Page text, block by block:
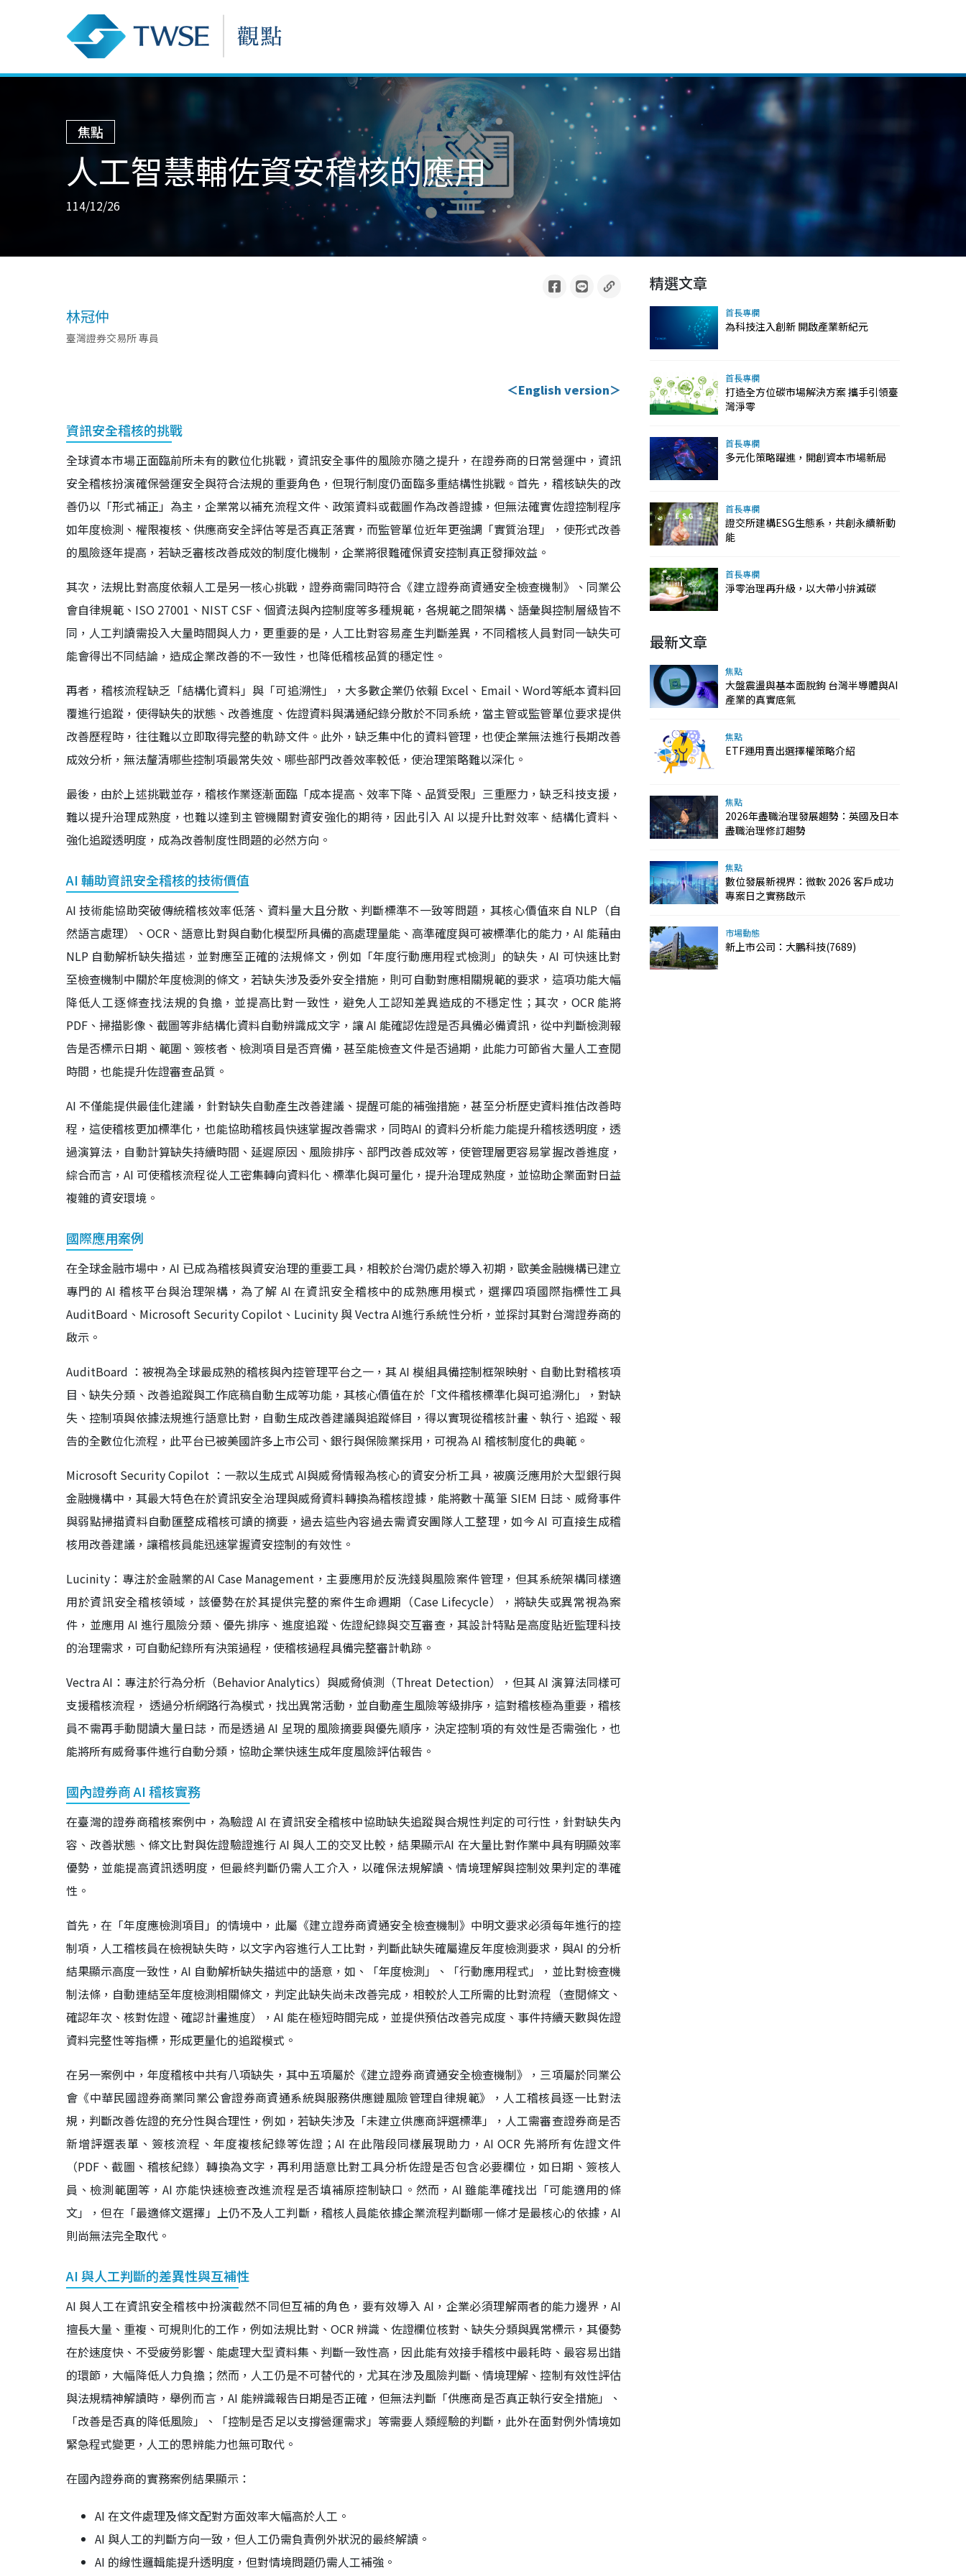
焦點
人工智慧輔佐資安稽核的應用
114/12/26
林冠仲
臺灣證券交易所 專員
＜English version＞
資訊安全稽核的挑戰
全球資本市場正面臨前所未有的數位化挑戰，資訊安全事件的風險亦隨之提升，在證券商的日常營運中，資訊
安全稽核扮演確保營運安全與符合法規的重要角色，但現行制度仍面臨多重結構性挑戰。首先，稽核缺失的改
善仍以「形式補正」為主，企業常以補充流程文件、政策資料或截圖作為改善證據，但無法確實佐證控制程序
如年度檢測、權限複核、供應商安全評估等是否真正落實，而監管單位近年更強調「實質治理」，使形式改善
的風險逐年提高，若缺乏審核改善成效的制度化機制，企業將很難確保資安控制真正發揮效益。
其次，法規比對高度依賴人工是另一核心挑戰，證券商需同時符合《建立證券商資通安全檢查機制》、同業公
會自律規範、ISO 27001、NIST CSF、個資法與內控制度等多種規範，各規範之間架構、語彙與控制層級皆不
同，人工判讀需投入大量時間與人力，更重要的是，人工比對容易產生判斷差異，不同稽核人員對同一缺失可
能會得出不同結論，造成企業改善的不一致性，也降低稽核品質的穩定性。
再者，稽核流程缺乏「結構化資料」與「可追溯性」，大多數企業仍依賴 Excel、Email、Word等紙本資料回
覆進行追蹤，使得缺失的狀態、改善進度、佐證資料與溝通紀錄分散於不同系統，當主管或監管單位要求提供
改善歷程時，往往難以立即取得完整的軌跡文件。此外，缺乏集中化的資料管理，也使企業無法進行長期改善
成效分析，無法釐清哪些控制項最常失效、哪些部門改善效率較低，使治理策略難以深化。
最後，由於上述挑戰並存，稽核作業逐漸面臨「成本提高、效率下降、品質受限」三重壓力，缺乏科技支援，
難以提升治理成熟度，也難以達到主管機關對資安強化的期待，因此引入 AI 以提升比對效率、結構化資料、
強化追蹤透明度，成為改善制度性問題的必然方向。
AI 輔助資訊安全稽核的技術價值
AI 技術能協助突破傳統稽核效率低落、資料量大且分散、判斷標準不一致等問題，其核心價值來自 NLP（自
然語言處理）、OCR、語意比對與自動化模型所具備的高處理量能、高準確度與可被標準化的能力，AI 能藉由
NLP 自動解析缺失描述，並對應至正確的法規條文，例如「年度行動應用程式檢測」的缺失，AI 可快速比對
至檢查機制中關於年度檢測的條文，若缺失涉及委外安全措施，則可自動對應相關規範的要求，這項功能大幅
降低人工逐條查找法規的負擔，並提高比對一致性，避免人工認知差異造成的不穩定性；其次，OCR 能將
PDF、掃描影像、截圖等非結構化資料自動辨識成文字，讓 AI 能確認佐證是否具備必備資訊，從中判斷檢測報
告是否標示日期、範圍、簽核者、檢測項目是否齊備，甚至能檢查文件是否過期，此能力可節省大量人工查閱
時間，也能提升佐證審查品質。
AI 不僅能提供最佳化建議，針對缺失自動產生改善建議、提醒可能的補強措施，甚至分析歷史資料推估改善時
程，這使稽核更加標準化，也能協助稽核員快速掌握改善需求，同時AI 的資料分析能力能提升稽核透明度，透
過演算法，自動計算缺失持續時間、延遲原因、風險排序、部門改善成效等，使管理層更容易掌握改善進度，
綜合而言，AI 可使稽核流程從人工密集轉向資料化、標準化與可量化，提升治理成熟度，並協助企業面對日益
複雜的資安環境。
國際應用案例
在全球金融市場中，AI 已成為稽核與資安治理的重要工具，相較於台灣仍處於導入初期，歐美金融機構已建立
專門的 AI 稽核平台與治理架構，為了解 AI 在資訊安全稽核中的成熟應用模式，選擇四項國際指標性工具
AuditBoard、Microsoft Security Copilot、Lucinity 與 Vectra AI進行系統性分析，並探討其對台灣證券商的
啟示。
AuditBoard ：被視為全球最成熟的稽核與內控管理平台之一，其 AI 模組具備控制框架映射、自動比對稽核項
目、缺失分類、改善追蹤與工作底稿自動生成等功能，其核心價值在於「文件稽核標準化與可追溯化」，對缺
失、控制項與依據法規進行語意比對，自動生成改善建議與追蹤條目，得以實現從稽核計畫、執行、追蹤、報
告的全數位化流程，此平台已被美國許多上市公司、銀行與保險業採用，可視為 AI 稽核制度化的典範。
Microsoft Security Copilot ：一款以生成式 AI與威脅情報為核心的資安分析工具，被廣泛應用於大型銀行與
金融機構中，其最大特色在於資訊安全治理與威脅資料轉換為稽核證據，能將數十萬筆 SIEM 日誌、威脅事件
與弱點掃描資料自動匯整成稽核可讀的摘要，過去這些內容過去需資安團隊人工整理，如今 AI 可直接生成稽
核用改善建議，讓稽核員能迅速掌握資安控制的有效性。
Lucinity：專注於金融業的AI Case Management，主要應用於反洗錢與風險案件管理，但其系統架構同樣適
用於資訊安全稽核領域，該優勢在於其提供完整的案件生命週期（Case Lifecycle），將缺失或異常視為案
件，並應用 AI 進行風險分類、優先排序、進度追蹤、佐證紀錄與交互審查，其設計特點是高度貼近監理科技
的治理需求，可自動紀錄所有決策過程，使稽核過程具備完整審計軌跡。
Vectra AI：專注於行為分析（Behavior Analytics）與威脅偵測（Threat Detection），但其 AI 演算法同樣可
支援稽核流程， 透過分析網路行為模式，找出異常活動，並自動產生風險等級排序，這對稽核極為重要，稽核
員不需再手動閱讀大量日誌，而是透過 AI 呈現的風險摘要與優先順序，決定控制項的有效性是否需強化，也
能將所有威脅事件進行自動分類，協助企業快速生成年度風險評估報告。
國內證券商 AI 稽核實務
在臺灣的證券商稽核案例中，為驗證 AI 在資訊安全稽核中協助缺失追蹤與合規性判定的可行性，針對缺失內
容、改善狀態、條文比對與佐證驗證進行 AI 與人工的交叉比較，結果顯示AI 在大量比對作業中具有明顯效率
優勢，並能提高資訊透明度，但最終判斷仍需人工介入，以確保法規解讀、情境理解與控制效果判定的準確
性。
首先，在「年度應檢測項目」的情境中，此屬《建立證券商資通安全檢查機制》中明文要求必須每年進行的控
制項，人工稽核員在檢視缺失時，以文字內容進行人工比對，判斷此缺失確屬違反年度檢測要求，與AI 的分析
結果顯示高度一致性，AI 自動解析缺失描述中的語意，如、「年度檢測」、「行動應用程式」，並比對檢查機
制法條，自動連結至年度檢測相關條文，判定此缺失尚未改善完成，相較於人工所需的比對流程（查閱條文、
確認年次、核對佐證、確認計畫進度），AI 能在極短時間完成，並提供預估改善完成度、事件持續天數與佐證
資料完整性等指標，形成更量化的追蹤模式。
在另一案例中，年度稽核中共有八項缺失，其中五項屬於《建立證券商資通安全檢查機制》，三項屬於同業公
會《中華民國證券商業同業公會證券商資通系統與服務供應鏈風險管理自律規範》，人工稽核員逐一比對法
規，判斷改善佐證的充分性與合理性，例如，若缺失涉及「未建立供應商評選標準」，人工需審查證券商是否
新增評選表單、簽核流程、年度複核紀錄等佐證；AI 在此階段同樣展現助力，AI OCR 先將所有佐證文件
（PDF、截圖、稽核紀錄）轉換為文字，再利用語意比對工具分析佐證是否包含必要欄位，如日期、簽核人
員、檢測範圍等，AI 亦能快速檢查改進流程是否填補原控制缺口。然而，AI 雖能準確找出「可能適用的條
文」，但在「最適條文選擇」上仍不及人工判斷，稽核人員能依據企業流程判斷哪一條才是最核心的依據，AI
則尚無法完全取代。
AI 與人工判斷的差異性與互補性
AI 與人工在資訊安全稽核中扮演截然不同但互補的角色，要有效導入 AI，企業必須理解兩者的能力邊界，AI
擅長大量、重複、可規則化的工作，例如法規比對、OCR 辨識、佐證欄位核對、缺失分類與異常標示，其優勢
在於速度快、不受疲勞影響、能處理大型資料集、判斷一致性高，因此能有效接手稽核中最耗時、最容易出錯
的環節，大幅降低人力負擔；然而，人工仍是不可替代的，尤其在涉及風險判斷、情境理解、控制有效性評估
與法規精神解讀時，舉例而言，AI 能辨識報告日期是否正確，但無法判斷「供應商是否真正執行安全措施」、
「改善是否真的降低風險」、「控制是否足以支撐營運需求」等需要人類經驗的判斷，此外在面對例外情境如
緊急程式變更，人工的思辨能力也無可取代。
在國內證券商的實務案例結果顯示：
AI 在文件處理及條文配對方面效率大幅高於人工。
AI 與人工的判斷方向一致，但人工仍需負責例外狀況的最終解讀。
AI 的線性邏輯能提升透明度，但對情境問題仍需人工補強。
精選文章
首長專欄
為科技注入創新 開啟產業新紀元
首長專欄
打造全方位碳市場解決方案 攜手引領臺
灣淨零
首長專欄
多元化策略躍進，開創資本市場新局
首長專欄
證交所建構ESG生態系，共創永續新動
能
首長專欄
淨零治理再升級，以大帶小拚減碳
最新文章
焦點
大盤震盪與基本面脫鉤 台灣半導體與AI
產業的真實底氣
焦點
ETF運用賣出選擇權策略介紹
焦點
2026年盡職治理發展趨勢：英國及日本
盡職治理修訂趨勢
焦點
數位發展新視界：微軟 2026 客戶成功
專案日之實務啟示
市場動態
新上市公司：大鵬科技(7689)